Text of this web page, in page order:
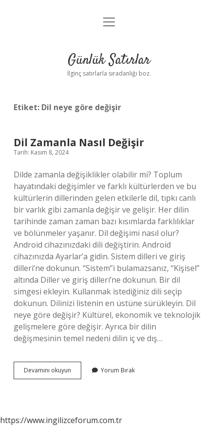
Anasayfa
Yasal Uyarı
menüyü
Günlük Satırlar
İlginç satırlarla sıradanlığı boz.
Etiket: Dil neye göre değişir
Dil Zamanla Nasıl Değişir
Tarih: Kasım 8, 2024
Dilde zamanla değişiklikler olabilir mi? Toplum
hayatındaki değişimler ve farklı kültürlerden ve bu
kültürlerin dillerinden gelen etkilerle dil, tıpkı canlı
bir varlık gibi zamanla değişir ve gelişir. Her dilin
tarihinde zaman zaman bazı kısımlarda farklılıklar
ve bölünmeler yaşanır. Dil değişimi nasıl olur?
Android cihazınızdaki dili değiştirin. Android
cihazınızda Ayarlar’a gidin. Sistem dilleri ve giriş
dilleri’ne dokunun. “Sistem”i bulamazsanız, “Kişisel”
altında Diller ve giriş dilleri’ne dokunun. Bir dil
simgesi ekleyin. Kullanmak istediğiniz dili seçip
dokunun. Dilinizi listenin en üstüne sürükleyin. Dil
neye göre değişir? Kültürel, ekonomik ve teknolojik
gelişmelere göre değişir. Ayrıca bir dilin
değişmesinin temel nedeni dilin iç ve dış…
Devamını okuyun
Zamanla
Yorum Bırak
https://www.ingilizceforum.com.tr